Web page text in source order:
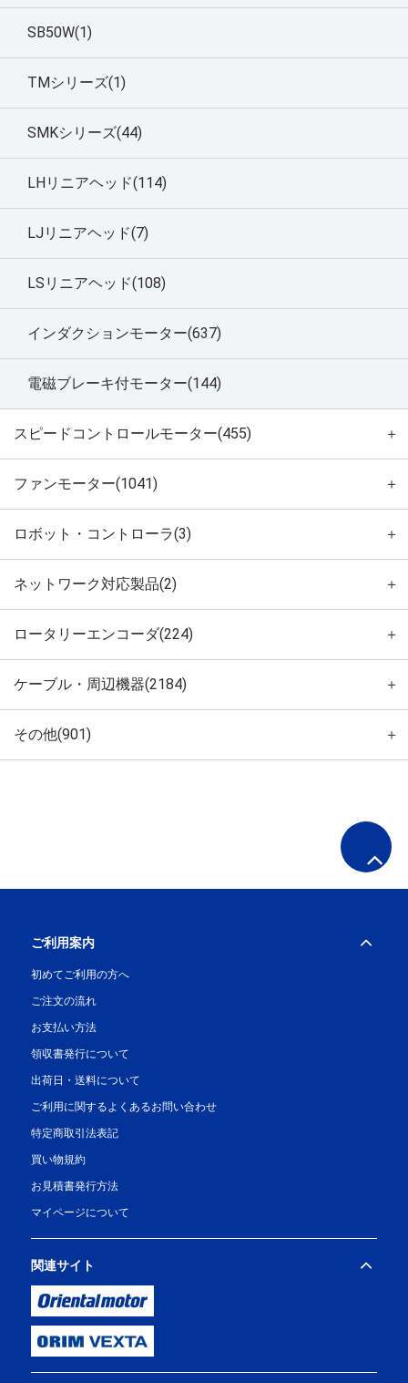
SB50W(1)
TMシリーズ(1)
SMKシリーズ(44)
LHリニアヘッド(114)
LJリニアヘッド(7)
LSリニアヘッド(108)
インダクションモーター(637)
電磁ブレーキ付モーター(144)
スピードコントロールモーター(455) ＋
ファンモーター(1041) ＋
ロボット・コントローラ(3) ＋
ネットワーク対応製品(2) ＋
ロータリーエンコーダ(224) ＋
ケーブル・周辺機器(2184) ＋
その他(901) ＋
ご利用案内
初めてご利用の方へ
ご注文の流れ
お支払い方法
領収書発行について
出荷日・送料について
ご利用に関するよくあるお問い合わせ
特定商取引法表記
買い物規約
お見積書発行方法
マイページについて
関連サイト